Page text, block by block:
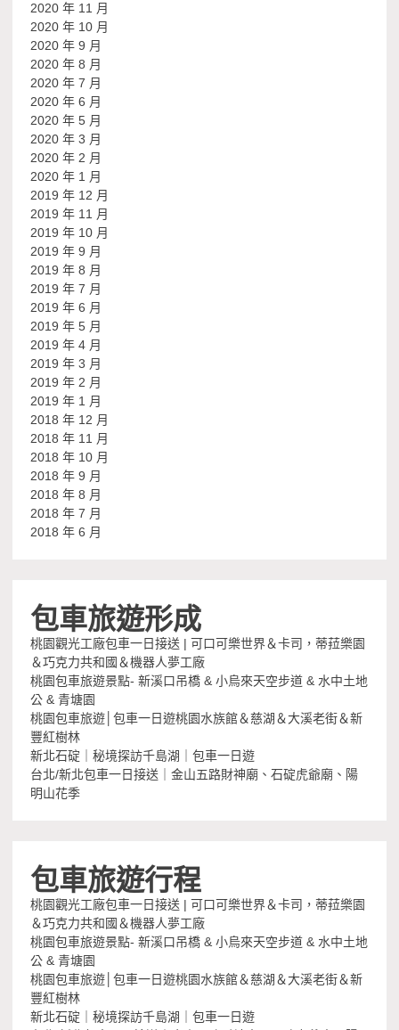
2020 年 11 月
2020 年 10 月
2020 年 9 月
2020 年 8 月
2020 年 7 月
2020 年 6 月
2020 年 5 月
2020 年 3 月
2020 年 2 月
2020 年 1 月
2019 年 12 月
2019 年 11 月
2019 年 10 月
2019 年 9 月
2019 年 8 月
2019 年 7 月
2019 年 6 月
2019 年 5 月
2019 年 4 月
2019 年 3 月
2019 年 2 月
2019 年 1 月
2018 年 12 月
2018 年 11 月
2018 年 10 月
2018 年 9 月
2018 年 8 月
2018 年 7 月
2018 年 6 月
包車旅遊形成
桃園觀光工廠包車一日接送 | 可口可樂世界＆卡司，蒂菈樂園
＆巧克力共和國＆機器人夢工廠
桃園包車旅遊景點- 新溪口吊橋 & 小烏來天空步道 & 水中土地
公 & 青塘園
桃園包車旅遊│包車一日遊桃園水族館＆慈湖＆大溪老街＆新
豐紅樹林
新北石碇｜秘境探訪千島湖｜包車一日遊
台北/新北包車一日接送｜金山五路財神廟、石碇虎爺廟、陽
明山花季
包車旅遊行程
桃園觀光工廠包車一日接送 | 可口可樂世界＆卡司，蒂菈樂園
＆巧克力共和國＆機器人夢工廠
桃園包車旅遊景點- 新溪口吊橋 & 小烏來天空步道 & 水中土地
公 & 青塘園
桃園包車旅遊│包車一日遊桃園水族館＆慈湖＆大溪老街＆新
豐紅樹林
新北石碇｜秘境探訪千島湖｜包車一日遊